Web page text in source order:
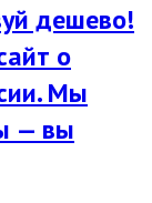
дешево!
о
Мы
— вы